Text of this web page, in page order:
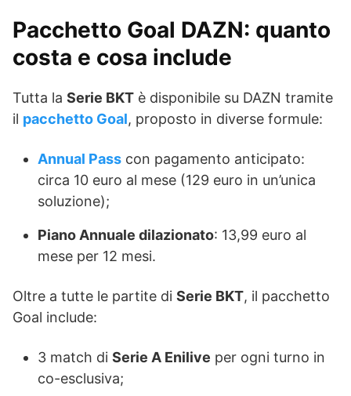
Pacchetto Goal DAZN: quanto
costa e cosa include
Tutta la Serie BKT è disponibile su DAZN tramite
il pacchetto Goal, proposto in diverse formule:
Annual Pass con pagamento anticipato:
circa 10 euro al mese (129 euro in un’unica
soluzione);
Piano Annuale dilazionato: 13,99 euro al
mese per 12 mesi.
Oltre a tutte le partite di Serie BKT, il pacchetto
Goal include:
3 match di Serie A Enilive per ogni turno in
co-esclusiva;